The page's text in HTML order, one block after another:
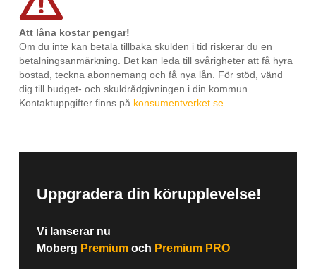
Att låna kostar pengar!
Om du inte kan betala tillbaka skulden i tid riskerar du en
betalningsanmärkning. Det kan leda till svårigheter att få hyra
bostad, teckna abonnemang och få nya lån. För stöd, vänd
dig till budget- och skuldrådgivningen i din kommun.
Kontaktuppgifter finns på konsumentverket.se
Uppgradera din körupplevelse!
Vi lanserar nu
Moberg Premiumoch Premium PRO